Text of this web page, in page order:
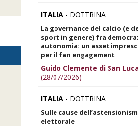
ITALIA - DOTTRINA
La governance del calcio (e
sport in genere) fra
autonomia: un asset
per il fan engagement
Guido Clemente di San Luca
(28/07/2026)
ITALIA - DOTTRINA
Sulle cause
elettorale